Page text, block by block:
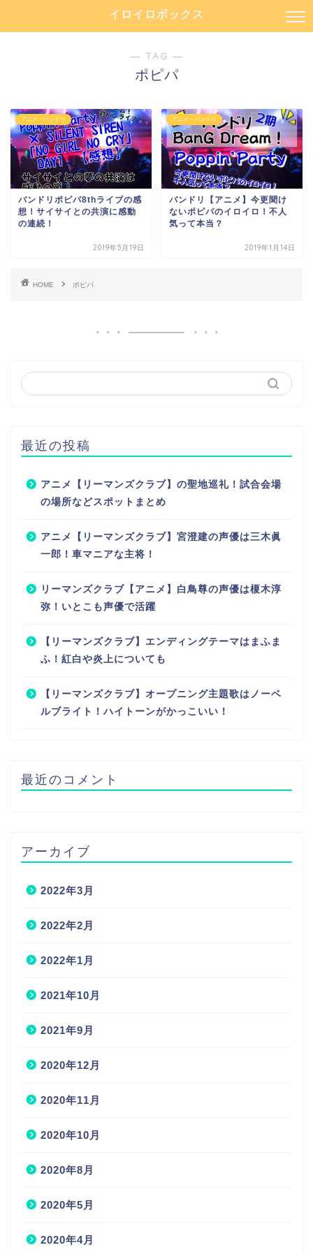
イロイロボックス
― TAG ―
ポピパ
アニメ・バンドリ
バンドリポピパ8thライブの感
想！サイサイとの共演に感動
の連続！
2019年5月19日
アニメ・バンドリ
バンドリ【アニメ】今更聞け
ないポピパのイロイロ！不人
気って本当？
2019年1月14日
HOME ポピパ
最近の投稿
アニメ【リーマンズクラブ】の聖地巡礼！試合会場
の場所などスポットまとめ
アニメ【リーマンズクラブ】宮澄建の声優は三木眞
一郎！車マニアな主将！
リーマンズクラブ【アニメ】白鳥尊の声優は榎木淳
弥！いとこも声優で活躍
【リーマンズクラブ】エンディングテーマはまふま
ふ！紅白や炎上についても
【リーマンズクラブ】オープニング主題歌はノーベ
ルブライト！ハイトーンがかっこいい！
最近のコメント
アーカイブ
2022年3月
2022年2月
2022年1月
2021年10月
2021年9月
2020年12月
2020年11月
2020年10月
2020年8月
2020年5月
2020年4月